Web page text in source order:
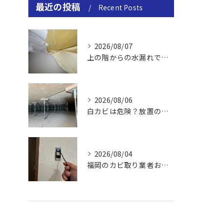
最近の投稿 Recent Posts
2026/08/07
上の階からの水漏れでカビ｜対処法と業者
2026/08/06
白カビは危険？放置のリスクと取り方
2026/08/04
福岡のカビ取り業者おすすめの選び方と費用